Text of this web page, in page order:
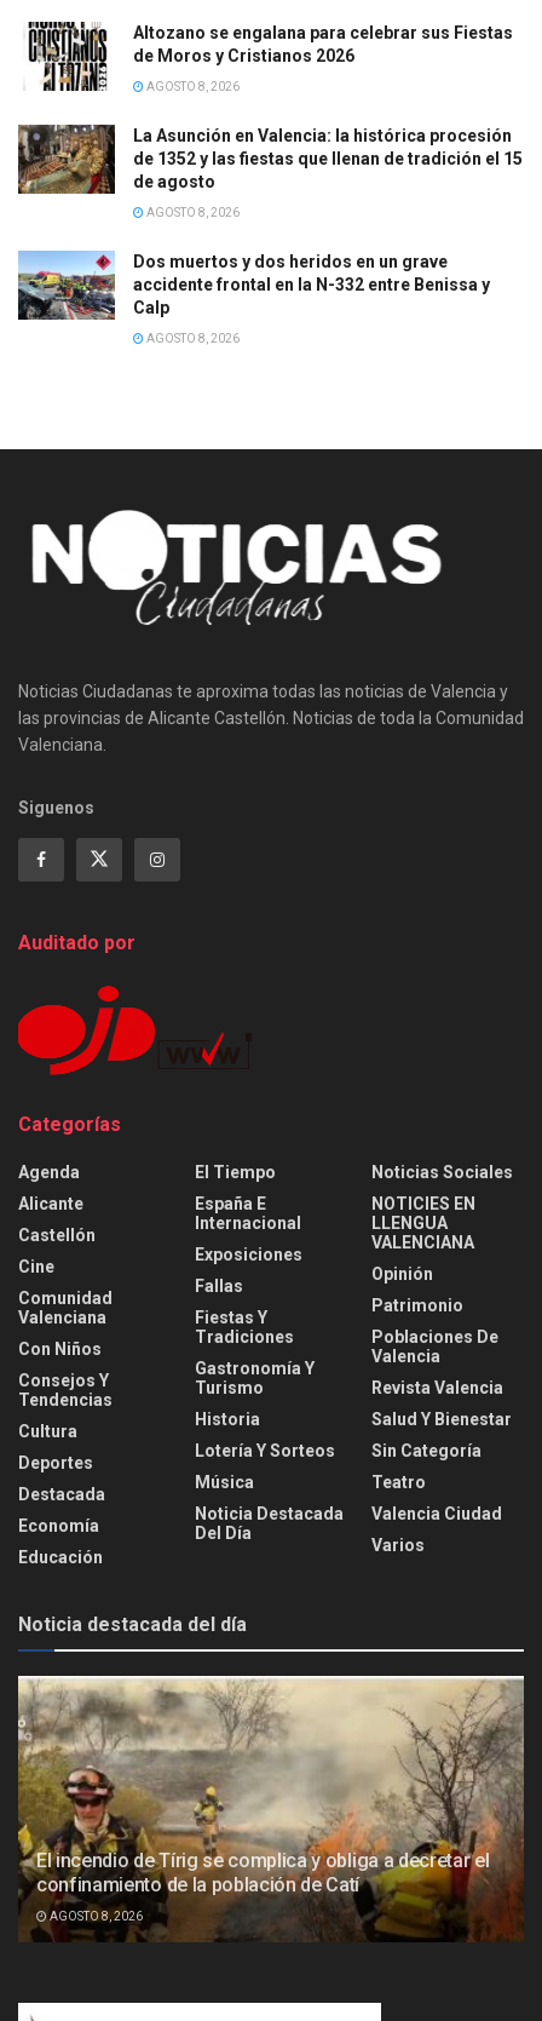
Altozano se engalana para celebrar sus Fiestas
de Moros y Cristianos 2026
AGOSTO 8, 2026
La Asunción en Valencia: la histórica procesión
de 1352 y las fiestas que llenan de tradición el 15
de agosto
AGOSTO 8, 2026
Dos muertos y dos heridos en un grave
accidente frontal en la N-332 entre Benissa y
Calp
AGOSTO 8, 2026
Noticias Ciudadanas te aproxima todas las noticias de Valencia y
las provincias de Alicante Castellón. Noticias de toda la Comunidad
Valenciana.
Siguenos
Auditado por
Categorías
Agenda
Alicante
Castellón
Cine
Comunidad
Valenciana
Con Niños
Consejos Y
Tendencias
Cultura
Deportes
Destacada
Economía
Educación
El Tiempo
España E
Internacional
Exposiciones
Fallas
Fiestas Y
Tradiciones
Gastronomía Y
Turismo
Historia
Lotería Y Sorteos
Música
Noticia Destacada
Del Día
Noticias Sociales
NOTICIES EN
LLENGUA
VALENCIANA
Opinión
Patrimonio
Poblaciones De
Valencia
Revista Valencia
Salud Y Bienestar
Sin Categoría
Teatro
Valencia Ciudad
Varios
Noticia destacada del día
El incendio de Tírig se complica y obliga a decretar el
confinamiento de la población de Catí
AGOSTO 8, 2026